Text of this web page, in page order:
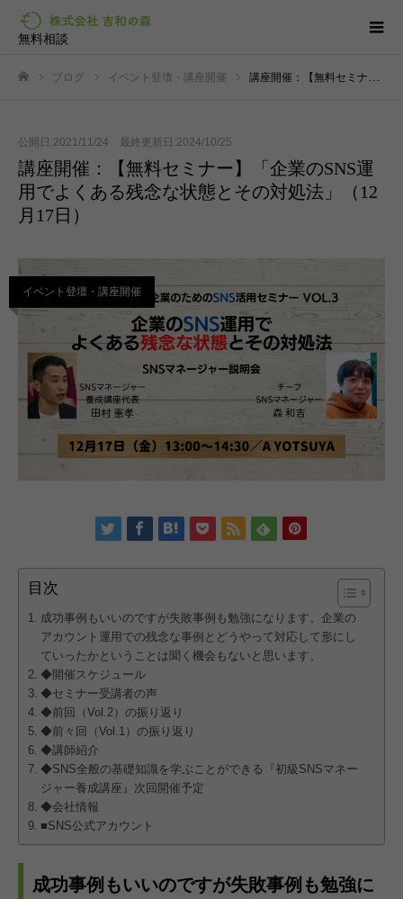
無料相談
ブログ イベント登壇・講座開催 講座開催：【無料セミナー】「企業のSNS運用でよくある残念な状態とその対処法」（12月17日）
公開日:2021/11/24 最終更新日:2024/10/25
講座開催：【無料セミナー】「企業のSNS運
用でよくある残念な状態とその対処法」（12
月17日）
イベント登壇・講座開催
目次
成功事例もいいのですが失敗事例も勉強になります。企業の
アカウント運用での残念な事例とどうやって対応して形にし
ていったかということは聞く機会もないと思います。
◆開催スケジュール
◆セミナー受講者の声
◆前回（Vol.2）の振り返り
◆前々回（Vol.1）の振り返り
◆講師紹介
◆SNS全般の基礎知識を学ぶことができる『初級SNSマネー
ジャー養成講座』次回開催予定
◆会社情報
■SNS公式アカウント
成功事例もいいのですが失敗事例も勉強に